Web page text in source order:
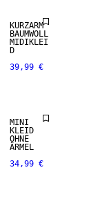
KURZARM
BAUMWOLL
MIDIKLEI
D
39,99 €
MINI
KLEID
OHNE
ÄRMEL
34,99 €